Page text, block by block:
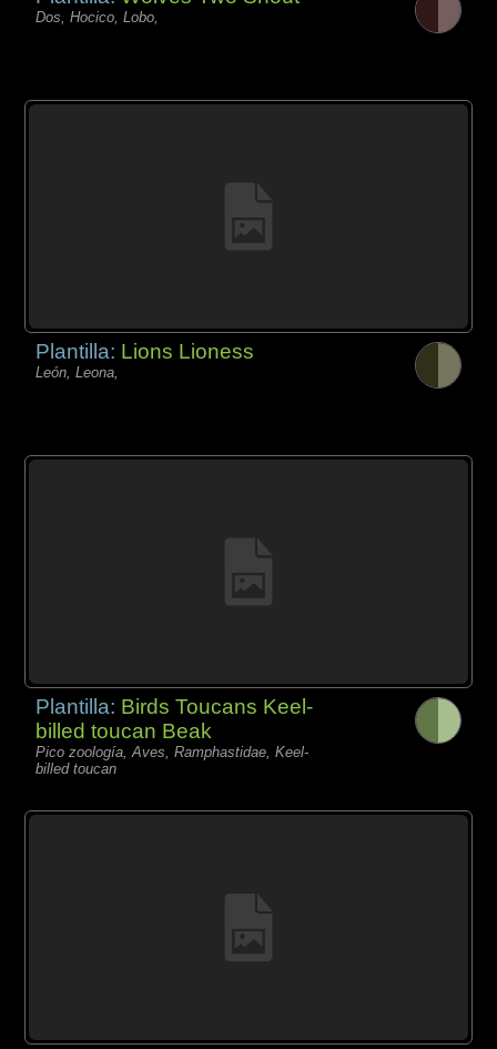
Dos, Hocico, Lobo,
Plantilla: Lions Lioness
León, Leona,
Plantilla: Birds Toucans Keel-
billed toucan Beak
Pico zoología, Aves, Ramphastidae, Keel-
billed toucan